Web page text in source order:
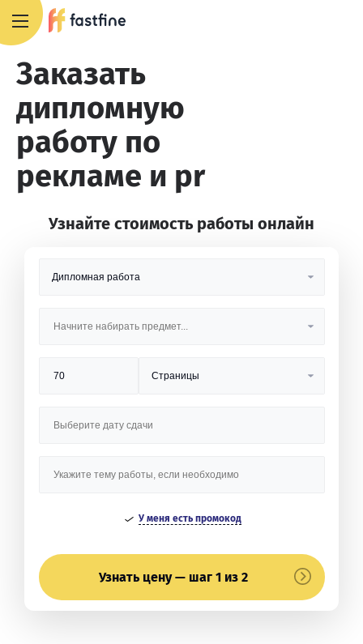
Заказать
дипломную
работу по
рекламе и pr
Узнайте стоимость работы онлайн
У меня есть промокод
Узнать цену — шаг 1 из 2